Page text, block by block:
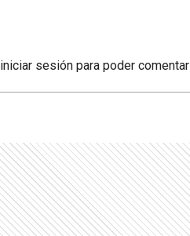
iniciar sesión para poder comentar